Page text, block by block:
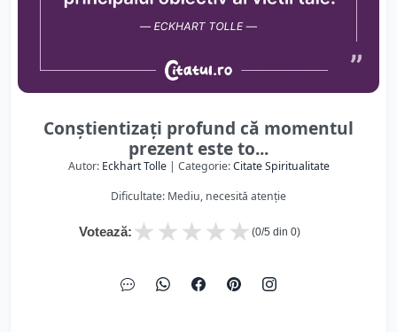
Conștientizați profund că momentul
prezent este to...
Autor: Eckhart Tolle| Categorie:Citate Spiritualitate
Dificultate: Mediu, necesită atenție
Votează: ★
★
★
★
★ (0/5 din 0)